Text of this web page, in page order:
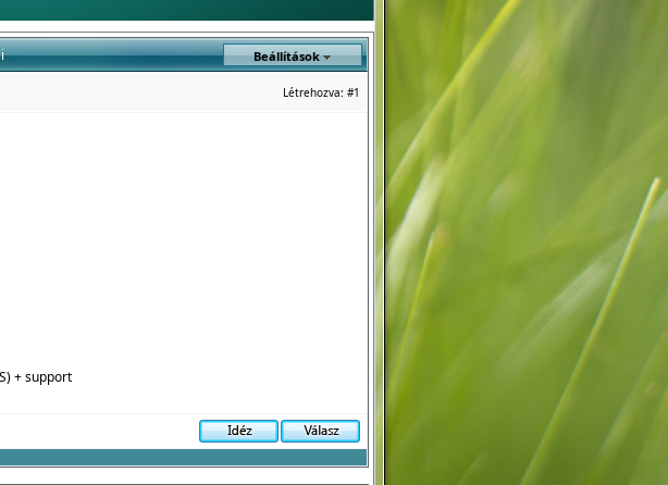
Beállítások
Létrehozva: #1
+ support